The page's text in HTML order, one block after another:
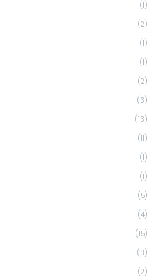
(1)
(2)
(1)
(1)
(2)
(3)
(13)
(11)
(1)
(1)
(5)
(4)
(15)
(3)
(2)